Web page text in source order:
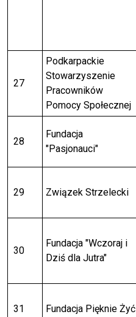
27
Podkarpackie
Stowarzyszenie
Pracowników
Pomocy Społecznej
28
Fundacja
"Pasjonauci"
29 Związek Strzelecki
30
Fundacja "Wczoraj i
Dziś dla Jutra"
31 Fundacja Pięknie Żyć